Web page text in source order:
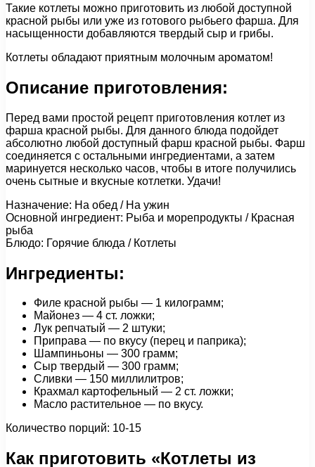
Такие котлеты можно приготовить из любой доступной
красной рыбы или уже из готового рыбьего фарша. Для
насыщенности добавляются твердый сыр и грибы.
Котлеты обладают приятным молочным ароматом!
Описание приготовления:
Перед вами простой рецепт приготовления котлет из
фарша красной рыбы. Для данного блюда подойдет
абсолютно любой доступный фарш красной рыбы. Фарш
соединяется с остальными ингредиентами, а затем
маринуется несколько часов, чтобы в итоге получились
очень сытные и вкусные котлетки. Удачи!
Назначение: На обед / На ужин
Основной ингредиент: Рыба и морепродукты / Красная
рыба
Блюдо: Горячие блюда / Котлеты
Ингредиенты:
Филе красной рыбы — 1 килограмм;
Майонез — 4 ст. ложки;
Лук репчатый — 2 штуки;
Приправа — по вкусу (перец и паприка);
Шампиньоны — 300 грамм;
Сыр твердый — 300 грамм;
Сливки — 150 миллилитров;
Крахмал картофельный — 2 ст. ложки;
Масло растительное — по вкусу.
Количество порций: 10-15
Как приготовить «Котлеты из